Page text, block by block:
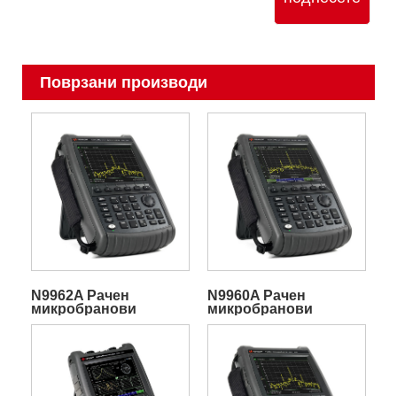
Поврзани производи
N9962A Рачен
микробранови
спектрумски
N9960A Рачен
микробранови
спектрумски